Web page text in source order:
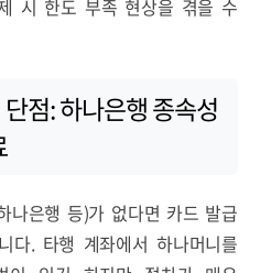
시 한도 부족 현상을 겪을 수
점: 하나은행 종속성
나은행 등)가 없다면 카드 발급
다. 타행 계좌에서 하나머니를